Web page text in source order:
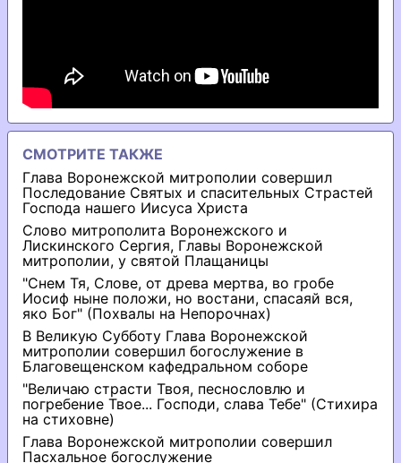
СМОТРИТЕ ТАКЖЕ
Глава Воронежской митрополии совершил
Последование Святых и спасительных Страстей
Господа нашего Иисуса Христа
Слово митрополита Воронежского и
Лискинского Сергия, Главы Воронежской
митрополии, у святой Плащаницы
"Снем Тя, Слове, от древа мертва, во гробе
Иосиф ныне положи, но востани, спасаяй вся,
яко Бог" (Похвалы на Непорочнах)
В Великую Субботу Глава Воронежской
митрополии совершил богослужение в
Благовещенском кафедральном соборе
"Величаю страсти Твоя, песнословлю и
погребение Твое... Господи, слава Тебе" (Стихира
на стиховне)
Глава Воронежской митрополии совершил
Пасхальное богослужение